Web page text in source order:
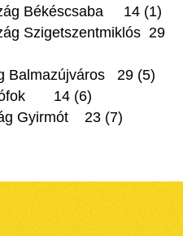
Békéscsaba
14 (1)
Szigetszentmiklós 29
Balmazújváros
29 (5)
14 (6)
Gyirmót
23 (7)